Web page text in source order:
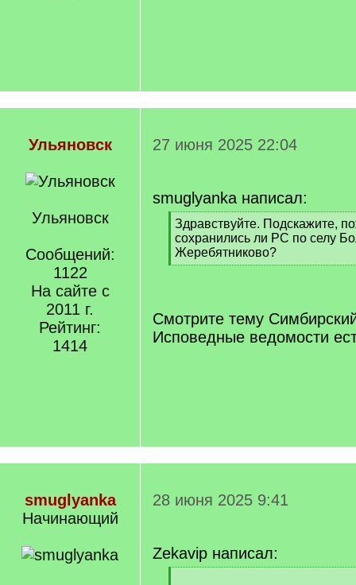
Ульяновск
Ульяновск
Сообщений:
1122
На сайте с
2011 г.
Рейтинг:
1414
27 июня 2025 22:04
smuglyanka написал:
[
q
]
Здравствуйте. Подскажите,
сохранились ли РС по селу
Жеребятниково?
[
Смотрите тему
Исповедные ведомости
smuglyanka
Начинающий
28 июня 2025 9:41
Zekavip написал: